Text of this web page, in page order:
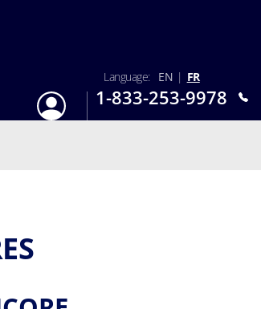
S'identifier
Language: EN | FR
1-833-253-9978